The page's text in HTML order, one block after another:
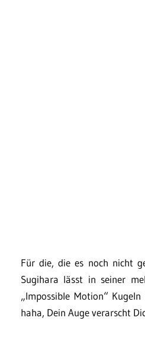
Für die, die es noch nicht
Sugihara lässt in seiner
„Impossible Motion“
haha, Dein Auge verarscht